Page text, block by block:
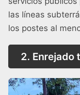
las líneas
los postes al
2. Enrejado